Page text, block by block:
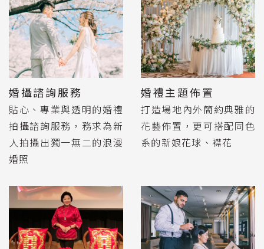
婚攝諮詢服務
貼心、專業與透明的婚禮
拍攝諮詢服務，務求為新
人拍攝出獨一無二的浪漫
婚照
婚禮主題佈置
打造場地內外簡約典雅的
花藝佈置，更可搭配同色
系的新娘花球、襟花